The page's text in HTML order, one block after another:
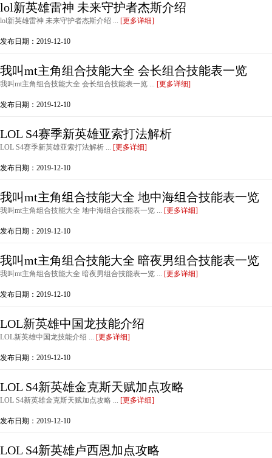
lol新英雄雷神 未来守护者杰斯介绍
lol新英雄雷神 未来守护者杰斯介绍 ... [更多详细]
发布日期：2019-12-10
我叫mt主角组合技能大全 会长组合技能表一览
我叫mt主角组合技能大全 会长组合技能表一览 ... [更多详细]
发布日期：2019-12-10
LOL S4赛季新英雄亚索打法解析
LOL S4赛季新英雄亚索打法解析 ... [更多详细]
发布日期：2019-12-10
我叫mt主角组合技能大全 地中海组合技能表一览
我叫mt主角组合技能大全 地中海组合技能表一览 ... [更多详细]
发布日期：2019-12-10
我叫mt主角组合技能大全 暗夜男组合技能表一览
我叫mt主角组合技能大全 暗夜男组合技能表一览 ... [更多详细]
发布日期：2019-12-10
LOL新英雄中国龙技能介绍
LOL新英雄中国龙技能介绍 ... [更多详细]
发布日期：2019-12-10
LOL S4新英雄金克斯天赋加点攻略
LOL S4新英雄金克斯天赋加点攻略 ... [更多详细]
发布日期：2019-12-10
LOL S4新英雄卢西恩加点攻略